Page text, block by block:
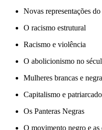
Novas representações
O racismo estrutural
Racismo e violência
O abolicionismo no
Mulheres brancas e
Capitalismo e patriarcado
Os Panteras Negras
O movimento negro e as